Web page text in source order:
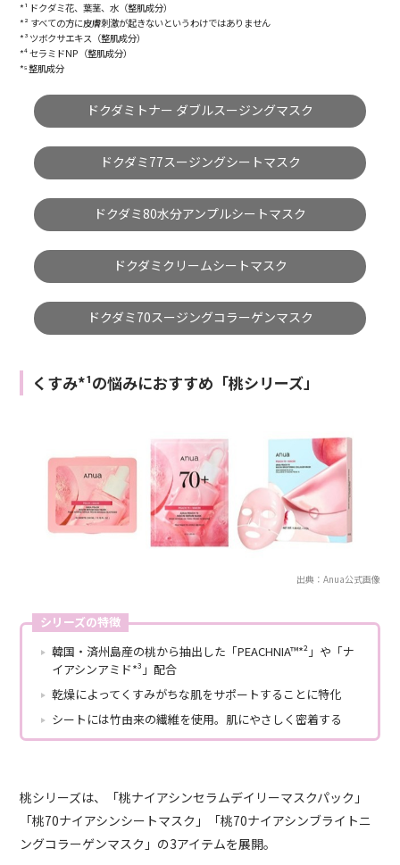
*¹ ドクダミ花、葉茎、水（整肌成分）
*² すべての方に皮膚刺激が起きないというわけではありません
*³ ツボクサエキス（整肌成分）
*⁴ セラミドNP（整肌成分）
*⁵ 整肌成分
ドクダミトナー ダブルスージングマスク
ドクダミ77スージングシートマスク
ドクダミ80水分アンプルシートマスク
ドクダミクリームシートマスク
ドクダミ70スージングコラーゲンマスク
くすみ*¹の悩みにおすすめ「桃シリーズ」
出典：Anua公式画像
シリーズの特徴
韓国・済州島産の桃から抽出した「PEACHNIA™*²」や「ナ
イアシンアミド*³」配合
乾燥によってくすみがちな肌をサポートすることに特化
シートには竹由来の繊維を使用。肌にやさしく密着する
桃シリーズは、「桃ナイアシンセラムデイリーマスクパック」
「桃70ナイアシンシートマスク」「桃70ナイアシンブライトニ
ングコラーゲンマスク」の3アイテムを展開。